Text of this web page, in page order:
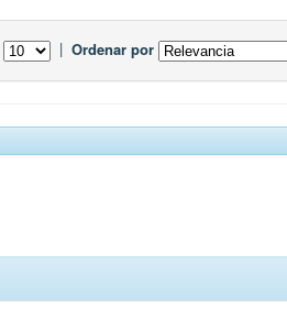
| Ordenar por